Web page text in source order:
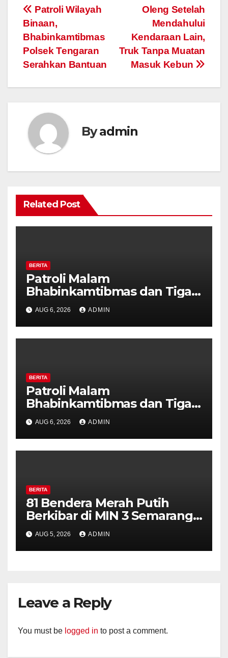
Post
navigation
Oleng Setelah
Mendahului
Kendaraan Lain,
Truk Tanpa Muatan
Masuk Kebun
Patroli Wilayah
Binaan,
Bhabinkamtibmas
Polsek Tengaran
Serahkan Bantuan
Byadmin
Related Post
BERITA
Patroli Malam
Bhabinkamtibmas dan Tiga
Pilar Kelurahan Ungaran
Perkuat Kamtibmas, Warga
Diajak Aktifkan Ronda
AUG 6, 2026 ADMIN
BERITA
Patroli Malam
Bhabinkamtibmas dan Tiga
Pilar Kelurahan Ungaran
Perkuat Kamtibmas, Warga
Diajak Aktifkan Ronda
AUG 6, 2026 ADMIN
BERITA
81 Bendera Merah Putih
Berkibar di MIN 3 Semarang,
Bhabinkamtibmas Desa
Timpik Hadiri Peringatan
HUT ke-81 Kemerdekaan RI
AUG 5, 2026 ADMIN
Leave a Reply
You must be logged in to post a comment.